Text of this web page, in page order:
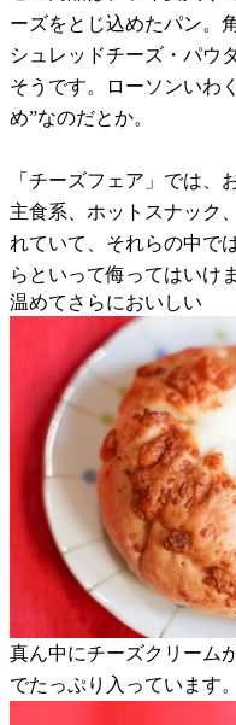
ーズをとじ込めたパン。
シュレッドチーズ・パウ
そうです。ローソンいわ
め”なのだとか。
「チーズフェア」では、
主食系、ホットスナック
れていて、それらの中で
らといって侮ってはいけ
温めてさらにおいしい
真ん中にチーズクリーム
でたっぷり入っています。